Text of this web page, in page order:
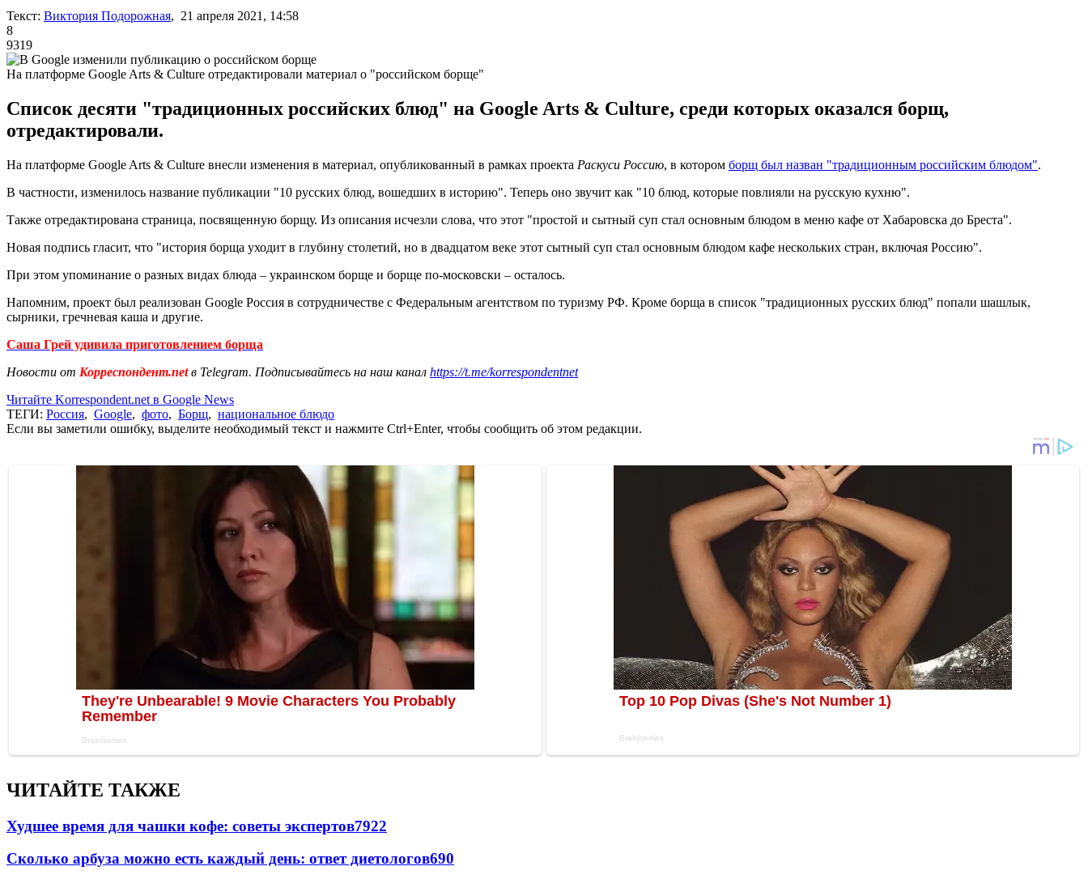
Текст: Виктория Подорожная, 21 апреля 2021, 14:58
8
9319
На платформе Google Arts & Culture отредактировали материал о "российском борще"
Список десяти "традиционных российских блюд" на Google Arts & Culture, среди которых оказался борщ,
отредактировали.
На платформе Google Arts & Culture внесли изменения в материал, опубликованный в рамках проекта Раскуси Россию, в котором борщ был назван "традиционным российским блюдом".
В частности, изменилось название публикации "10 русских блюд, вошедших в историю". Теперь оно звучит как "10 блюд, которые повлияли на русскую кухню".
Также отредактирована страница, посвященную борщу. Из описания исчезли слова, что этот "простой и сытный суп стал основным блюдом в меню кафе от Хабаровска до Бреста".
Новая подпись гласит, что "история борща уходит в глубину столетий, но в двадцатом веке этот сытный суп стал основным блюдом кафе нескольких стран, включая Россию".
При этом упоминание о разных видах блюда – украинском борще и борще по-московски – осталось.
Напомним, проект был реализован Google Россия в сотрудничестве с Федеральным агентством по туризму РФ. Кроме борща в список "традиционных русских блюд" попали шашлык,
сырники, гречневая каша и другие.
Саша Грей удивила приготовлением борща
Новости от Корреспондент.netв Telegram. Подписывайтесь на наш канал https://t.me/korrespondentnet
Читайте Korrespondent.net в Google News
ТЕГИ: Россия, Google, фото, Борщ, национальное блюдо
Если вы заметили ошибку, выделите необходимый текст и нажмите Ctrl+Enter, чтобы сообщить об этом редакции.
ЧИТАЙТЕ ТАКЖЕ
Худшее время для чашки кофе: советы экспертов7922
Сколько арбуза можно есть каждый день: ответ диетологов690